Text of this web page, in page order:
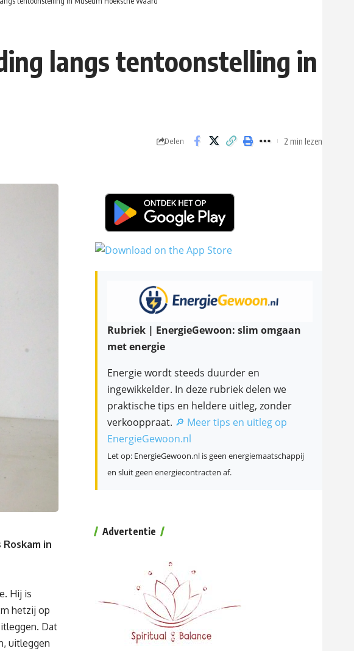
langs tentoonstelling in
Delen 2 min lezen
in
Hij is
hetzij op
Dat
uitleggen
Rubriek | EnergieGewoon: slim omgaan
met energie
Energie wordt steeds duurder en
ingewikkelder. In deze rubriek delen we
praktische tips en heldere uitleg, zonder
verkooppraat. 🔎 Meer tips en uitleg op
EnergieGewoon.nl
Let op: EnergieGewoon.nl is geen energiemaatschappij
en sluit geen energiecontracten af.
Advertentie